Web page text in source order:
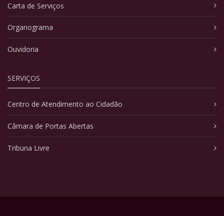
Carta de Serviços
Organograma
Ouvidoria
SERVIÇOS
Centro de Atendimento ao Cidadão
Câmara de Portas Abertas
Tribuna Livre